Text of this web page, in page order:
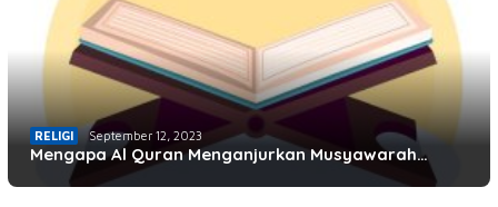
RELIGI September 12, 2023
Mengapa Al Quran Menganjurkan Musyawarah…